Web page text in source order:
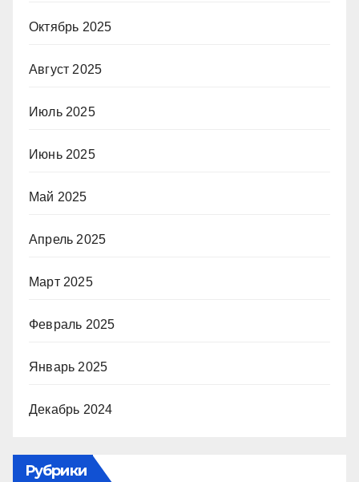
Октябрь 2025
Август 2025
Июль 2025
Июнь 2025
Май 2025
Апрель 2025
Март 2025
Февраль 2025
Январь 2025
Декабрь 2024
Рубрики